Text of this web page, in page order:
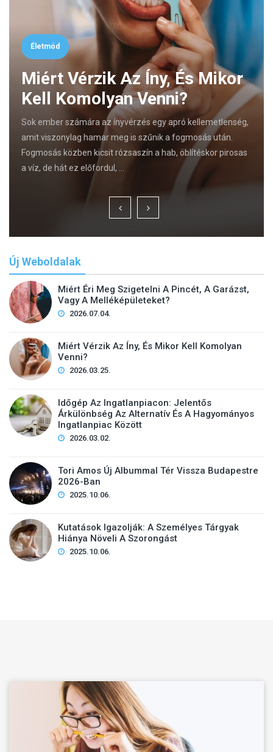
Életmód
Miért Vérzik Az Íny, És Mikor
Kell Komolyan Venni?
Sok ember számára az ínyvérzés egy apró kellemetlenség,
amit viszonylag hamar meg is szűnik a fogmosás után.
Fogmosás közben kicsit rózsaszín a hab, öblítéskor pirosas
a víz, de hát ez előfordul, …
Új Weboldalak
Miért Éri Meg Szigetelni A Pincét, A Garázst,
Vagy A Melléképületeket?
2026.07.04.
Miért Vérzik Az Íny, És Mikor Kell Komolyan
Venni?
2026.03.25.
Időgép Az Ingatlanpiacon: Jelentős
Árkülönbség Az Alternatív És A Hagyományos
Ingatlanpiac Között
2026.03.02.
Tori Amos Új Albummal Tér Vissza Budapestre
2026-Ban
2025.10.06.
Kutatások Igazolják: A Személyes Tárgyak
Hiánya Növeli A Szorongást
2025.10.06.